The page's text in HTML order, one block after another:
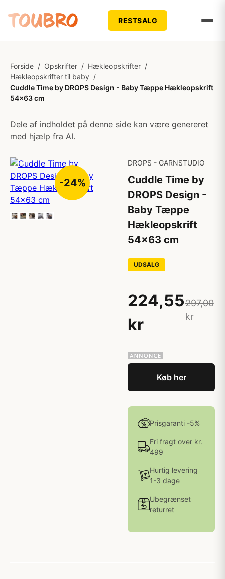
RESTSALG
Forside / Opskrifter / Hækleopskrifter /
Hækleopskrifter til baby /
Cuddle Time by DROPS Design - Baby Tæppe Hækleopskrift
54x63 cm
Dele af indholdet på denne side kan være genereret
med hjælp fra AI.
-24%
DROPS - GARNSTUDIO
Cuddle Time by
DROPS Design -
Baby Tæppe
Hækleopskrift
54x63 cm
UDSALG
224,55
kr
297,00
kr
Køb her
Prisgaranti -5%
Fri fragt over kr.
499
Hurtig levering
1-3 dage
Ubegrænset
returret